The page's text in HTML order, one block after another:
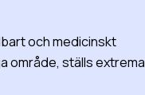
och medicinskt
område, ställs extrema